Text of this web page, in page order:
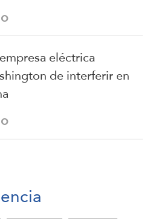
eléctrica
de interferir en